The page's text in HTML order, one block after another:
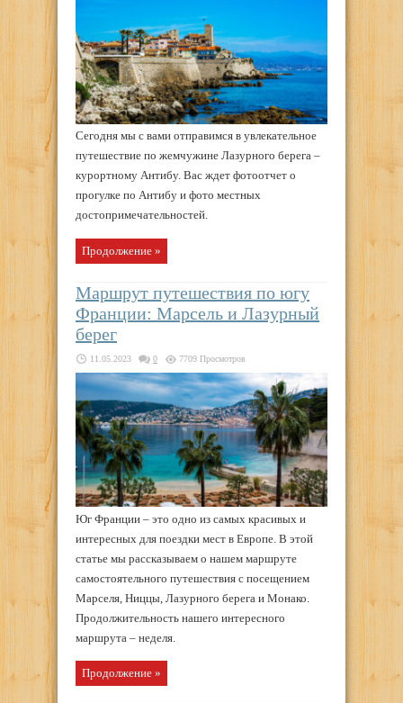
Сегодня мы с вами отправимся в увлекательное
путешествие по жемчужине Лазурного берега –
курортному Антибу. Вас ждет фотоотчет о
прогулке по Антибу и фото местных
достопримечательностей.
Продолжение »
Маршрут путешествия по югу
Франции: Марсель и Лазурный
берег
11.05.2023 0 7709 Просмотров
Юг Франции – это одно из самых красивых и
интересных для поездки мест в Европе. В этой
статье мы рассказываем о нашем маршруте
самостоятельного путешествия с посещением
Марселя, Ниццы, Лазурного берега и Монако.
Продолжительность нашего интересного
маршрута – неделя.
Продолжение »